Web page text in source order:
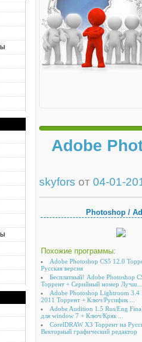
Adobe
skyfors от 04-01-
Photoshop /
Похожие программы:
Adobe Photoshop CS5 12.0
Русская версия
Бесплатный! Adobe Photoshop
Торрент + Серийный номер Лучш
Adobe Photoshop Lightroom 3.4
2011 Торрент + Ключ/Русифик ...
Adobe Audition 1.5 Rus/Eng
для window 7 + Ключ/Кряк ...
CorelDRAW X3 Торрент на
Векторный графический редактор